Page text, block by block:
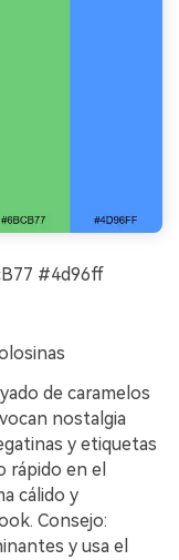
#4d96ff
de caramelos
nostalgia
y etiquetas
rápido en el
cálido y
Consejo:
y usa el